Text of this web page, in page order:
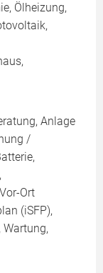
Ölheizung,
Anlage
/
Ort
(iSFP),
Wartung,